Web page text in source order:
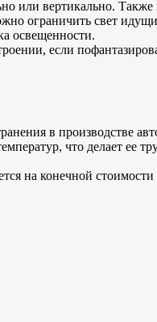
или вертикально.
ограничить свет
освещенности.
если
в производстве
что делает ее
на конечной